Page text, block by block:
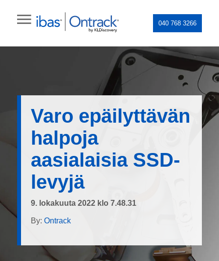
040 768 3266
Varo epäilyttävän
halpoja
aasialaisia SSD-
levyjä
9. lokakuuta 2022 klo 7.48.31
By: Ontrack